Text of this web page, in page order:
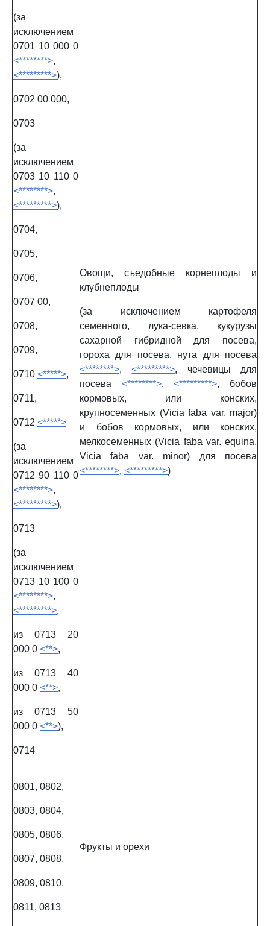
(за
исключением
0701 10 000 0
<********>,
<*********>),
0702 00 000,
0703
(за
исключением
0703 10 110 0
<********>,
<*********>),
0704,
0705,
0706,
0707 00,
0708,
0709,
0710 <*****>,
0711,
0712 <*****>
(за
исключением
0712 90 110 0
<********>,
<*********>),
0713
(за
исключением
0713 10 100 0
<********>,
<*********>,
из 0713 20
000 0 <**>,
из 0713 40
000 0 <**>,
из 0713 50
000 0 <**>),
0714
Овощи, съедобные корнеплоды и
клубнеплоды
(за исключением картофеля
семенного, лука-севка, кукурузы
сахарной гибридной для посева,
гороха для посева, нута для посева
<********>,<*********>, чечевицы для
посева <********>,<*********>, бобов
кормовых, или конских,
крупносеменных (Vicia faba var. major)
и бобов кормовых, или конских,
мелкосеменных (Vicia faba var. equina,
Vicia faba var. minor) для посева
<********>, <*********>)
0801, 0802,
0803, 0804,
0805, 0806,
0807, 0808,
0809, 0810,
0811, 0813
Фрукты и орехи